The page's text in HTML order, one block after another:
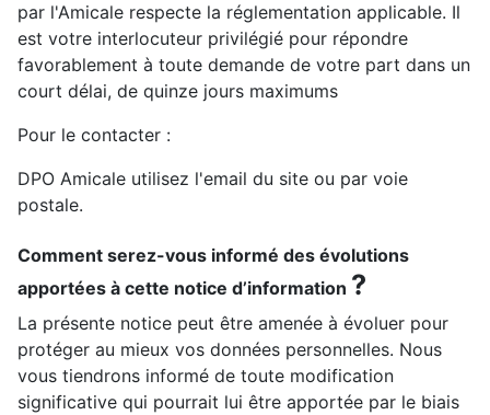
par l'Amicale respecte la réglementation applicable. Il
est votre interlocuteur privilégié pour répondre
favorablement à toute demande de votre part dans un
court délai, de quinze jours maximums
Pour le contacter :
DPO Amicale utilisez l'email du site ou par voie
postale.
Comment serez-vous informé des évolutions
apportées à cette notice d’information ?
La présente notice peut être amenée à évoluer pour
protéger au mieux vos données personnelles. Nous
vous tiendrons informé de toute modification
significative qui pourrait lui être apportée par le biais